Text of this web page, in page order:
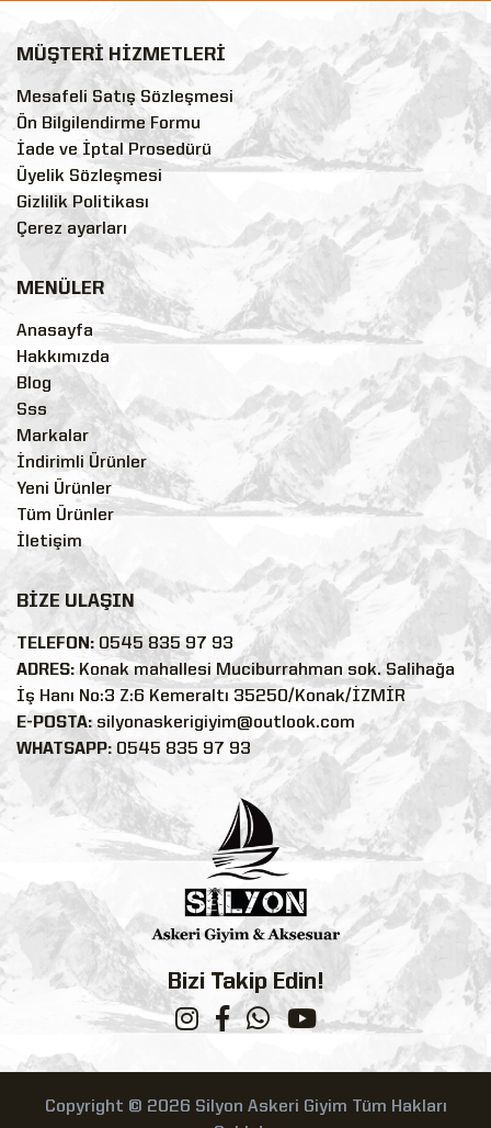
MÜŞTERİ HİZMETLERİ
Mesafeli Satış Sözleşmesi
Ön Bilgilendirme Formu
İade ve İptal Prosedürü
Üyelik Sözleşmesi
Gizlilik Politikası
Çerez ayarları
MENÜLER
Anasayfa
Hakkımızda
Blog
Sss
Markalar
İndirimli Ürünler
Yeni Ürünler
Tüm Ürünler
İletişim
BİZE ULAŞIN
TELEFON: 0545 835 97 93
ADRES:Konak mahallesi Muciburrahman sok. Salihağa
İş Hanı No:3 Z:6 Kemeraltı 35250/Konak/İZMİR
E-POSTA: silyonaskerigiyim@outlook.com
WHATSAPP: 0545 835 97 93
Bizi Takip Edin!
Copyright © 2026 Silyon Askeri Giyim Tüm Hakları